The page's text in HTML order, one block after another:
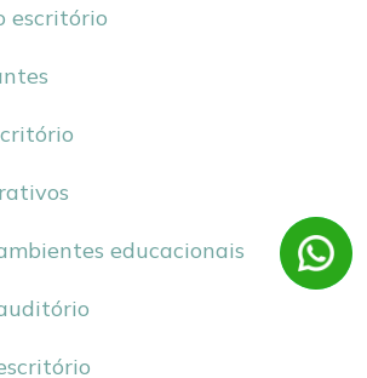
escritório
educacionais